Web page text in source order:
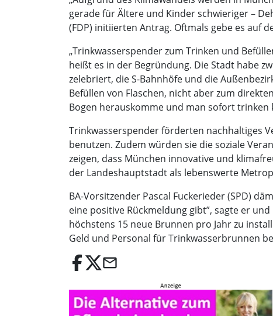
gerade für Ältere und Kinder schwieriger –
(FDP) initiierten Antrag. Oftmals gebe es auf
„Trinkwasserspender zum Trinken und
heißt es in der Begründung. Die Stadt habe
zelebriert, die S-Bahnhöfe und die
Befüllen von Flaschen, nicht aber zum
Bogen herauskomme und man sofort trinken
Trinkwasserspender förderten nachhaltiges
benutzen. Zudem würden sie die soziale
zeigen, dass München innovative und
der Landeshauptstadt als lebenswerte
BA-Vorsitzender Pascal Fuckerieder (SPD)
eine positive Rückmeldung gibt”, sagte er
höchstens 15 neue Brunnen pro Jahr zu
Geld und Personal für Trinkwasserbrunnen
email